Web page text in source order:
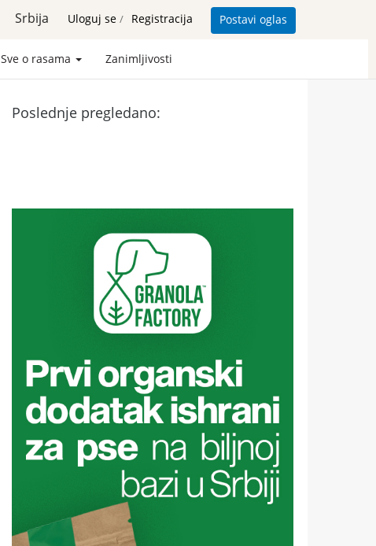
Srbija Uloguj se / Registracija Postavi oglas
Sve o rasama Zanimljivosti
Poslednje pregledano: